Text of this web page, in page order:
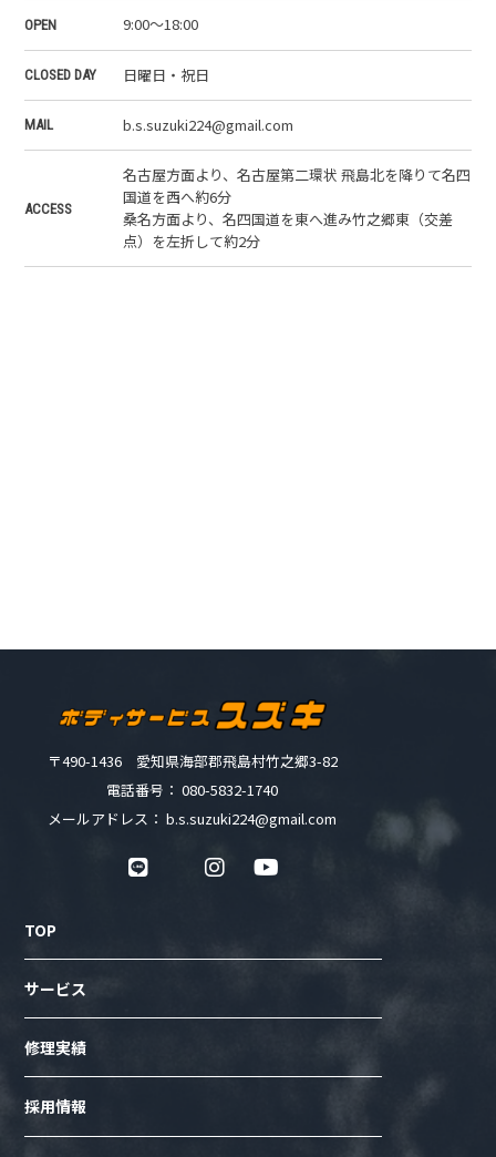
OPEN 9:00～18:00
CLOSED DAY 日曜日・祝日
MAIL b.s.suzuki224@gmail.com
ACCESS
名古屋方面より、名古屋第二環状 飛島北を降りて名四
国道を西へ約6分
桑名方面より、名四国道を東へ進み竹之郷東（交差
点）を左折して約2分
〒490-1436 愛知県海部郡飛島村竹之郷3-82
電話番号： 080-5832-1740
メールアドレス： b.s.suzuki224@gmail.com
TOP
サービス
修理実績
採用情報